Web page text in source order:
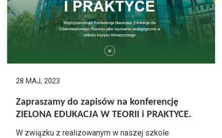
28 MAJ, 2023
Zapraszamy do zapisów na konferencję
ZIELONA EDUKACJA W TEORII i PRAKTYCE.
W związku z realizowanym w naszej szkole